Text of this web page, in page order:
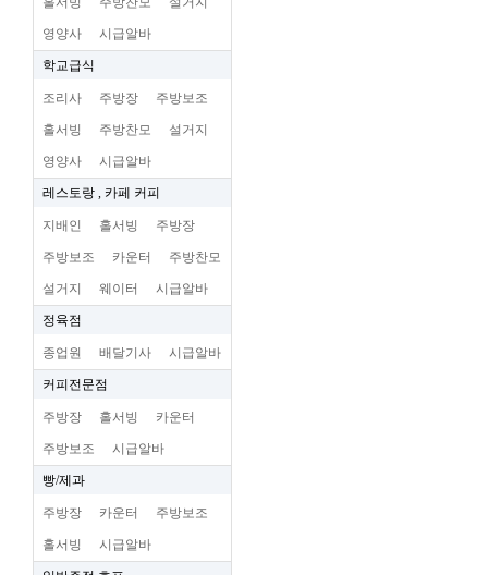
영양사 시급알바
학교급식
조리사 주방장 주방보조
홀서빙 주방찬모 설거지
영양사 시급알바
레스토랑 , 카페 커피
지배인 홀서빙 주방장
주방보조 카운터 주방찬모
설거지 웨이터 시급알바
정육점
종업원 배달기사 시급알바
커피전문점
주방장 홀서빙 카운터
주방보조 시급알바
빵/제과
주방장 카운터 주방보조
홀서빙 시급알바